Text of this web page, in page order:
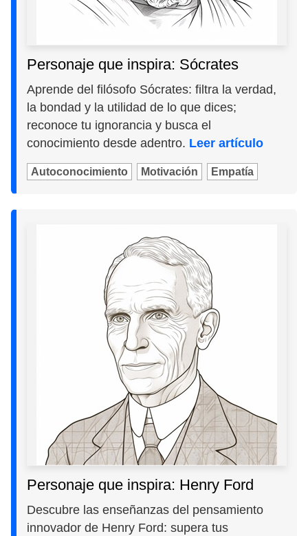
Personaje que inspira: Sócrates
Aprende del filósofo Sócrates: filtra la verdad,
la bondad y la utilidad de lo que dices;
reconoce tu ignorancia y busca el
conocimiento desde adentro. Leer artículo
Autoconocimiento Motivación Empatía
Personaje que inspira: Henry Ford
Descubre las enseñanzas del pensamiento
innovador de Henry Ford: supera tus